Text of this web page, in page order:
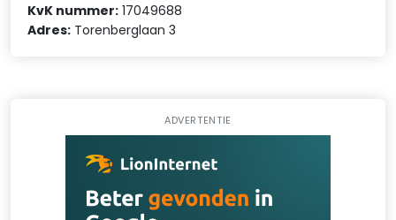
KvK nummer: 17049688
Adres: Torenberglaan 3
ADVERTENTIE